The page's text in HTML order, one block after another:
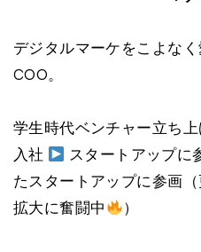
デジタルマーケをこよな
COO。
学生時代ベンチャー立ち
入社
スタートアップに
たスタートアップに参画
拡大に奮闘中
）